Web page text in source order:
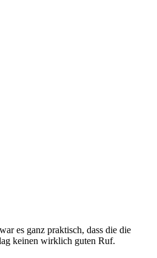
es ganz praktisch, dass die die
keinen wirklich guten Ruf.